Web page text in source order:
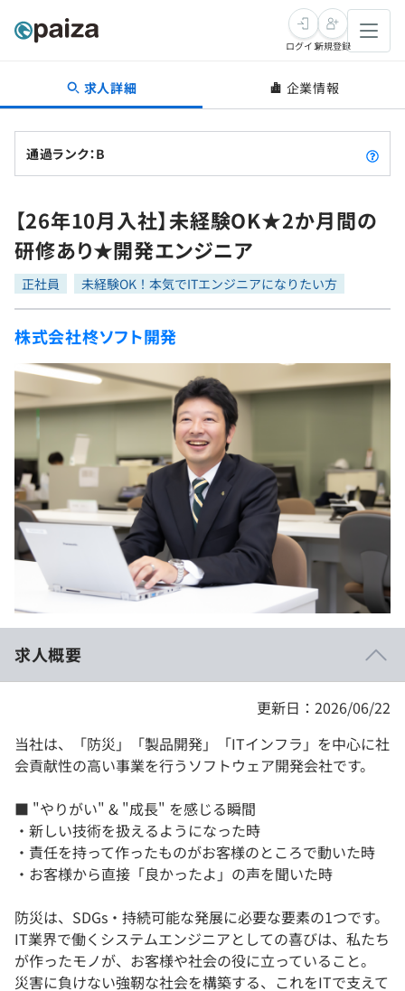
転職・キャリア
転職成功ガイド
転職エージェント
インタビュー
転職成功ガイド
新卒就活
求人検索
本選考
インターン
新卒エージェント
イベント・セミナー
インタビュー
就活成功ガイド
学習
問題集
ナレッジ
リファレンス
プラン
個人向けプラン
法人向けプラン
契約内容・クーポン
プログラミング言語
評価結果一覧
再チャレンジ結果一覧
ゲーム・マンガ
Tech Team Journal
paiza times
note
paizaとは？
ログイン新規登録
求人詳細 企業情報
通過ランク：B
【26年10月入社】未経験OK★2か月間の
研修あり★開発エンジニア
正社員 未経験OK！本気でITエンジニアになりたい方
株式会社柊ソフト開発
求人概要
更新日：2026/06/22
当社は、「防災」「製品開発」「ITインフラ」を中心に社
会貢献性の高い事業を行うソフトウェア開発会社です。
■ "やりがい" & "成長" を感じる瞬間
・新しい技術を扱えるようになった時
・責任を持って作ったものがお客様のところで動いた時
・お客様から直接「良かったよ」の声を聞いた時
防災は、SDGs・持続可能な発展に必要な要素の1つです。
IT業界で働くシステムエンジニアとしての喜びは、私たち
が作ったモノが、お客様や社会の役に立っていること。
災害に負けない強靭な社会を構築する、これをITで支えて